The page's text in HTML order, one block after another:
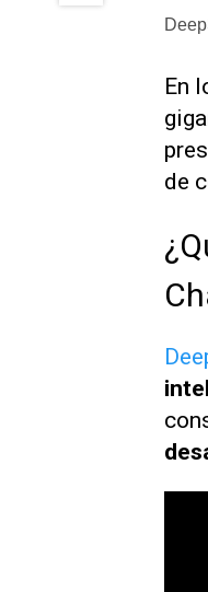
En
de